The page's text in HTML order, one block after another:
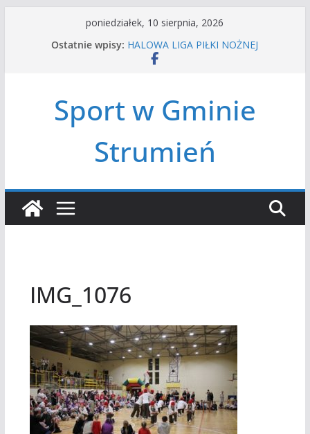
poniedziałek, 10 sierpnia, 2026
Ostatnie wpisy: HALOWA LIGA PIŁKI NOŻNEJ
LATO W MIEŚCIE’2026
Czwórbój lekkoatletyczny
Sport w Gminie
Strumień
IMG_1076